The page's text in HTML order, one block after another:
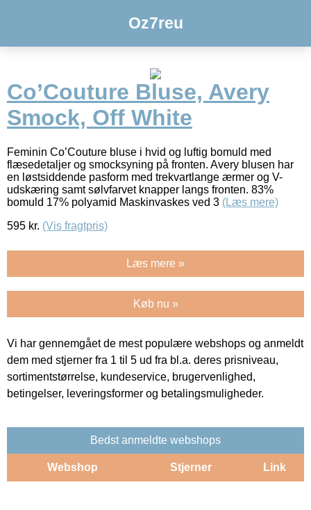
Oz7reu
Co’Couture Bluse, Avery
Smock, Off White
Feminin Co’Couture bluse i hvid og luftig bomuld med
flæsedetaljer og smocksyning på fronten. Avery blusen har
en løstsiddende pasform med trekvartlange ærmer og V-
udskæring samt sølvfarvet knapper langs fronten. 83%
bomuld 17% polyamid Maskinvaskes ved 3 (Læs mere)
595 kr. (Vis fragtpris)
Læs mere »
Køb nu »
Vi har gennemgået de mest populære webshops og anmeldt
dem med stjerner fra 1 til 5 ud fra bl.a. deres prisniveau,
sortimentstørrelse, kundeservice, brugervenlighed,
betingelser, leveringsformer og betalingsmuligheder.
Bedst anmeldte webshops
Webshop Stjerner Link